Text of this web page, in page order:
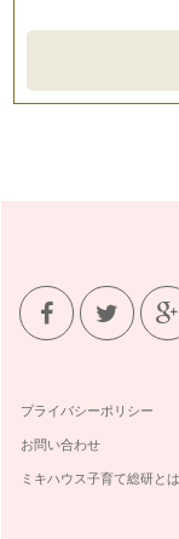
集団の力（ちから
みなさん、こん
う3月！ 春は子
したが、まだまだ
野菜ぎらいの克服
皆さん、こんにち
す。これから一年
プライバシーポリシー
お問い合わせ
ミキハウス子育て総研とは